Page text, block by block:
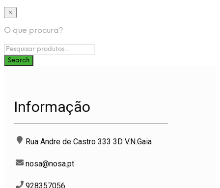
×
O que procura?
Informação
Rua Andre de Castro 333 3D V.N.Gaia
nosa@nosa.pt
928357056